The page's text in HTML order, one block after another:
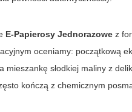
E-Papierosy Jednorazowe z
oceniamy: początkową
słodkiej maliny z
kończą z chemicznym